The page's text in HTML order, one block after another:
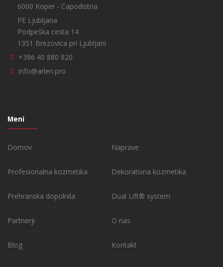
6000 Koper - Capodistria
PE Ljubljana
Podpeška cesta 14
1351 Brezovica pri Ljubljani
+386 40 880 820
info@arlen.pro
Meni
Domov Naprave
Profesionalna kozmetika Dekorativna kozmetika
Prehranska dopolnila Dual Lift® system
Partnerji O nas
Blog Kontakt